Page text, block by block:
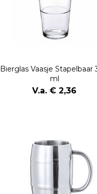
Bierglas Vaasje Stapelbaar
ml
V.a. € 2,36